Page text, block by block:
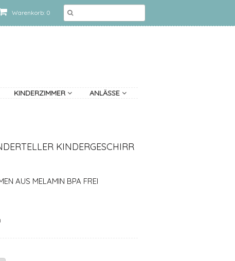
Warenkorb: 0
KINDERZIMMER ANLÄSSE
KINDERGESCHIRR
AUS MELAMIN BPA FREI